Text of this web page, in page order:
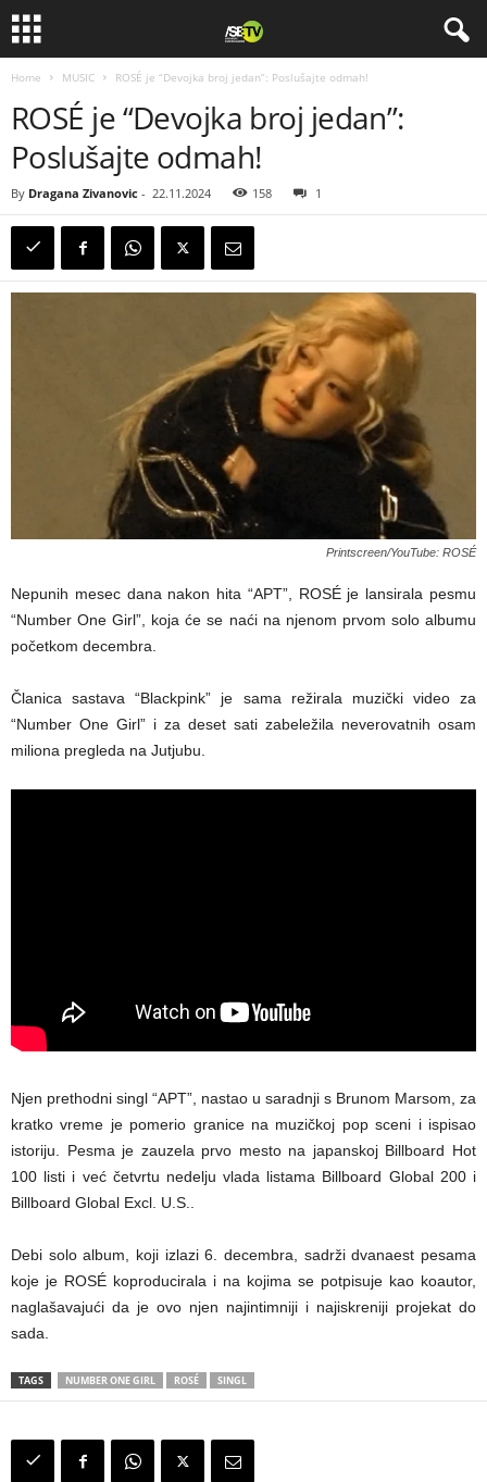
Home MUSIC ROSÉ je “Devojka broj jedan”: Poslušajte odmah!
ROSÉ je “Devojka broj jedan”:
Poslušajte odmah!
By Dragana Zivanovic - 22.11.2024 158 1
Printscreen/YouTube: ROSÉ
Nepunih mesec dana nakon hita “APT”, ROSÉ je lansirala pesmu
“Number One Girl”, koja će se naći na njenom prvom solo albumu
početkom decembra.
Članica sastava “Blackpink” je sama režirala muzički video za
“Number One Girl” i za deset sati zabeležila neverovatnih osam
miliona pregleda na Jutjubu.
Njen prethodni singl “APT”, nastao u saradnji s Brunom Marsom, za
kratko vreme je pomerio granice na muzičkoj pop sceni i ispisao
istoriju. Pesma je zauzela prvo mesto na japanskoj Billboard Hot
100 listi i već četvrtu nedelju vlada listama Billboard Global 200 i
Billboard Global Excl. U.S..
Debi solo album, koji izlazi 6. decembra, sadrži dvanaest pesama
koje je ROSÉ koproducirala i na kojima se potpisuje kao koautor,
naglašavajući da je ovo njen najintimniji i najiskreniji projekat do
sada.
TAGS NUMBER ONE GIRL ROSÉ SINGL